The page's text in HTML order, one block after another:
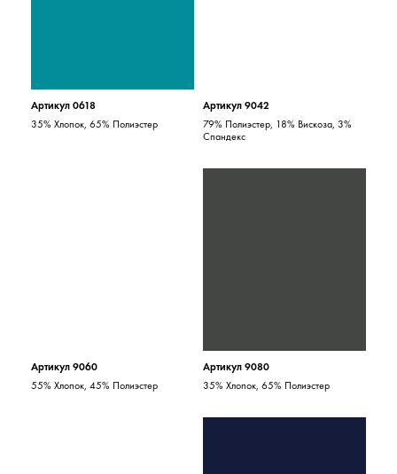
Артикул 0618
35% Хлопок, 65% Полиэстер
Артикул 9042
79% Полиэстер, 18% Вискоза, 3%
Спандекс
Артикул 9060
55% Хлопок, 45% Полиэстер
Артикул 9080
35% Хлопок, 65% Полиэстер